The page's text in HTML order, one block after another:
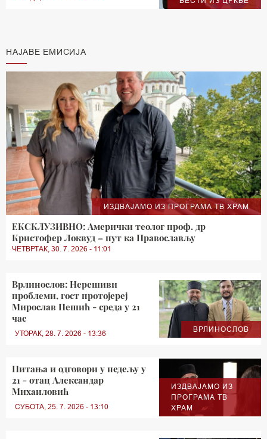
НАЈАВЕ ЕМИСИЈА
ИЗДВАЈАМО ИЗ ПРОГРАМА ТВ ХРАМ
ЕКСКЛУЗИВНО: Амерички теолог проф. др
Кристофер Локвуд – пут ка Православљу
ЧЕТВРТАК, 30. 7. 2026 - 11:01
ВРЛИНОСЛОВ
Врлинослов: Нерешиви
проблеми, гост протојереј
Мирослав Пешић - среда у 21
час
УТОРАК, 28. 7. 2026 - 13:36
ИЗДВАЈАМО ИЗ
ПРОГРАМА ТВ
ХРАМ
Питања и одговори у недељу у
21 - отац Александар
Михаиловић
СУБОТА, 25. 7. 2026 - 13:10